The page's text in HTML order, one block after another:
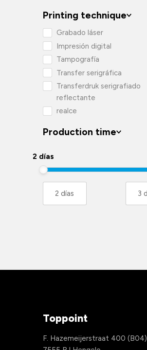
Printing technique
Grabado láser
Impresión digital
Tampografía
Transfer serigráfica
Transferdruk serigrafiado
reflectante
realce
Production time
2 días
Toppoint
F. Hazemeijerstraat 400 (B04)